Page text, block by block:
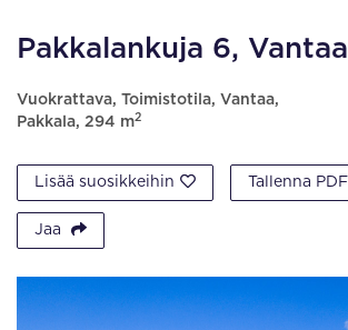
Pakkalankuja 6, Vantaa
Vuokrattava, Toimistotila, Vantaa,
Pakkala, 294 m2
Lisää suosikkeihin Tallenna PDF
Jaa